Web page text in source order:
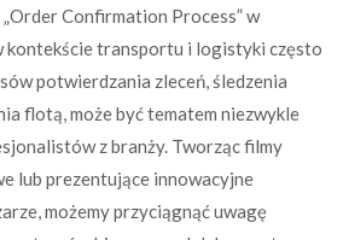
Confirmation Process” w
kontekście transportu i logistyki często
potwierdzania zleceń, śledzenia
flotą, może być tematem niezwykle
z branży. Tworząc filmy
lub prezentujące innowacyjne
możemy przyciągnąć uwagę